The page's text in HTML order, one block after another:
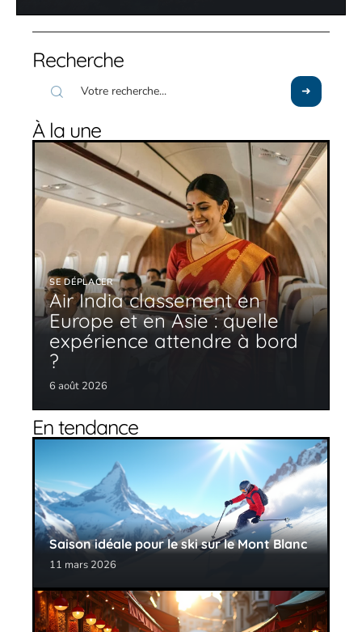
Recherche
À la une
SE DÉPLACER
Air India classement en
Europe et en Asie : quelle
expérience attendre à bord
?
6 août 2026
En tendance
Saison idéale pour le ski sur le Mont Blanc
11 mars 2026